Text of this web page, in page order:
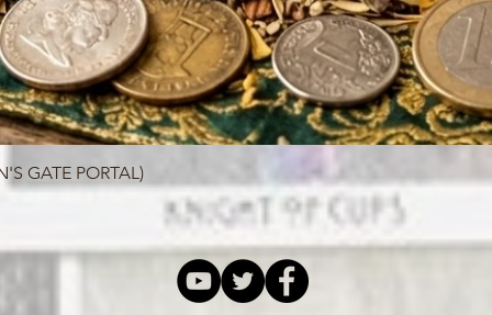
Vista rápida
GATE PORTAL)